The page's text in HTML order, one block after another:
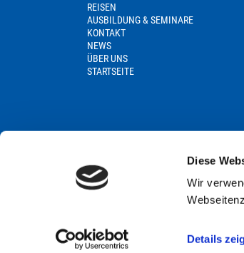
Diese
Wir
Details
REISEN
AUSBILDUNG & SEMINARE
KONTAKT
NEWS
ÜBER UNS
STARTSEITE